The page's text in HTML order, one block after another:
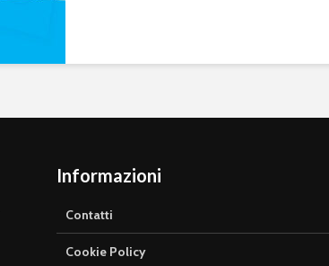
Informazioni
Contatti
Cookie Policy